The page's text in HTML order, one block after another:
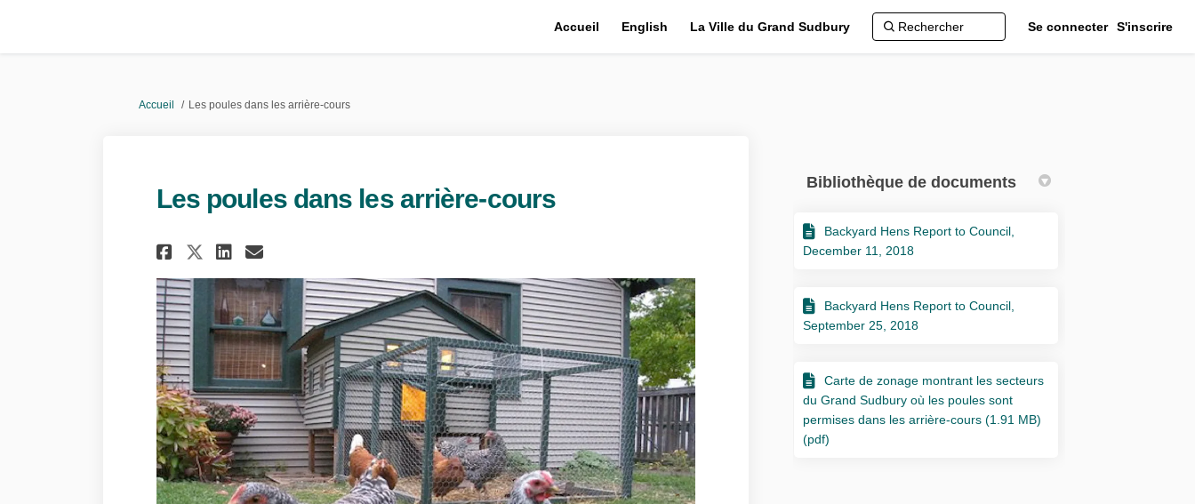
Accueil English La Ville du Grand Sudbury Se connecter S'inscrire
Vous êtes ici:
Accueil Les poules dans les arrière-cours
Les poules dans les arrière-cours
Partager Les poules dans les arrière-cours sur Facebook
Partager Les poules dans les arrière-cours sur Twitter
Partager Les poules dans les arrière-cours sur Linkedin
Courriel Les poules dans les arrière-cours lien
Bibliothèque de documents
Backyard Hens Report to Council,
December 11, 2018
Backyard Hens Report to Council,
September 25, 2018
Carte de zonage montrant les secteurs
du Grand Sudbury où les poules sont
permises dans les arrière-cours (1.91 MB)
(pdf)